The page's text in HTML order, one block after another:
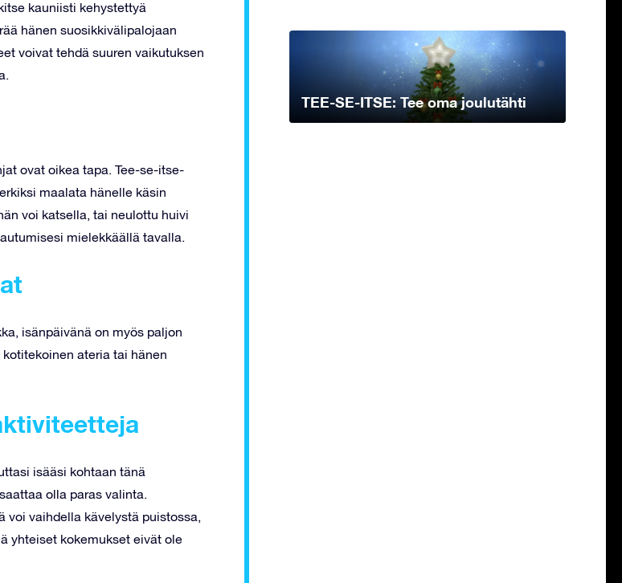
kauniisti kehystettyä
hänen suosikkivälipalojaan
voivat tehdä suuren vaikutuksen
ovat oikea tapa. Tee-se-itse-
maalata hänelle käsin
voi katsella, tai neulottu huivi
mielekkäällä tavalla.
isänpäivänä on myös paljon
ateria tai hänen
isääsi kohtaan tänä
olla paras valinta.
voi vaihdella kävelystä puistossa,
yhteiset kokemukset eivät ole
TEE-SE-ITSE: Tee oma joulutähti